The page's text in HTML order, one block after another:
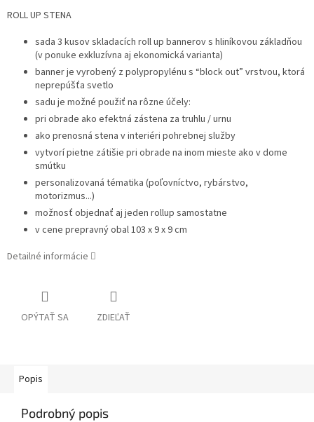
ROLL UP STENA
sada 3 kusov skladacích roll up bannerov s hliníkovou základňou
(v ponuke exkluzívna aj ekonomická varianta)
banner je vyrobený z polypropylénu s “block out” vrstvou, ktorá
neprepúšťa svetlo
sadu je možné použiť na rôzne účely:
pri obrade ako efektná zástena za truhlu / urnu
ako prenosná stena v interiéri pohrebnej služby
vytvorí pietne zátišie pri obrade na inom mieste ako v dome
smútku
personalizovaná tématika (poľovníctvo, rybárstvo,
motorizmus...)
možnosť objednať aj jeden rollup samostatne
v cene prepravný obal 103 x 9 x 9 cm
Detailné informácie
OPÝTAŤ SA ZDIEĽAŤ
Popis
Podrobný popis